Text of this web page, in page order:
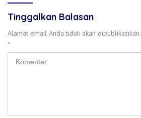
Tinggalkan Balasan
Alamat email Anda tidak akan dipublikasikan.
*